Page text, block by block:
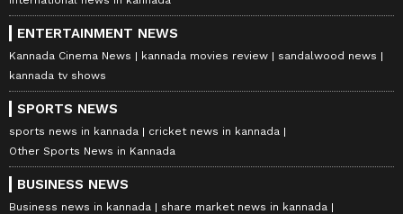
ENTERTAINMENT NEWS
Kannada Cinema News kannada movies review
sandalwood news
kannada tv shows
SPORTS NEWS
sports news in kannada
cricket news in kannada
Other Sports News in Kannada
BUSINESS NEWS
Business news in kannada
share market news in kannada